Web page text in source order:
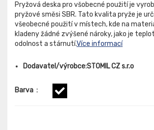
Pryžová deska pro všobecné použití je
pryžové směsi SBR. Tato kvalita pryže je
všeobecné použití v místech, kde na
kladeny žádné zvýšené nároky, jako je
odolnost a stárnutí.Více informací
Dodavatel/výrobce:STOMIL CZ s.r.o
Barva :